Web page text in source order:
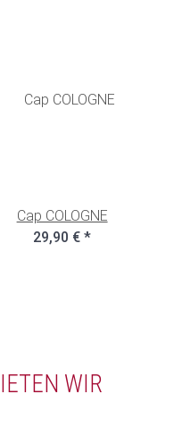
Cap COLOGNE
29,90 €*
WIR